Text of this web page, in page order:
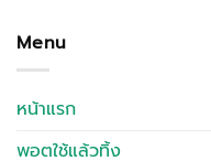
Menu
หน้าแรก
พอตใช้แล้วทิ้ง